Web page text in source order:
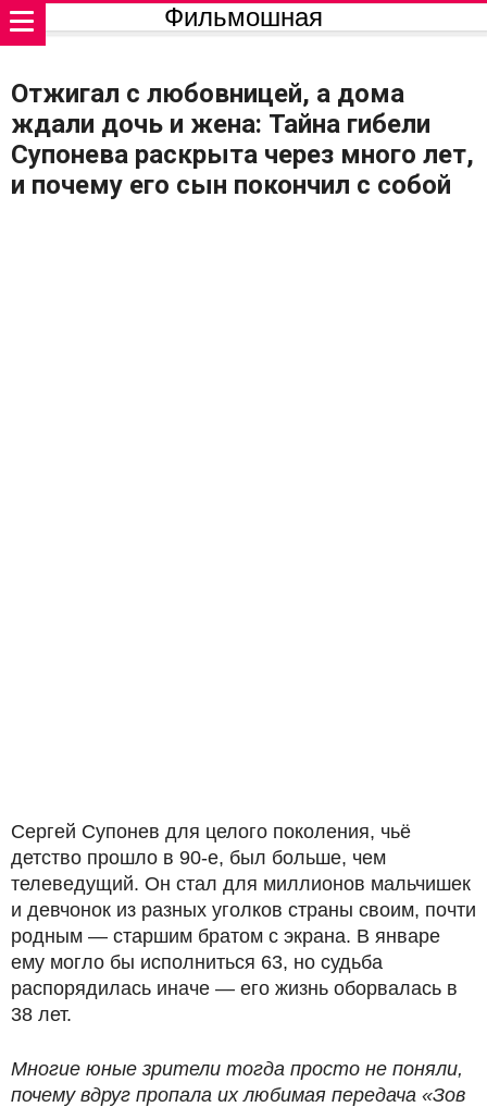
Фильмошная
Отжигал с любовницей, а дома
ждали дочь и жена: Тайна гибели
Супонева раскрыта через много лет,
и почему его сын покончил с собой
Сергей Супонев для целого поколения, чьё
детство прошло в 90-е, был больше, чем
телеведущий. Он стал для миллионов мальчишек
и девчонок из разных уголков страны своим, почти
родным — старшим братом с экрана. В январе
ему могло бы исполниться 63, но судьба
распорядилась иначе — его жизнь оборвалась в
38 лет.
Многие юные зрители тогда просто не поняли,
почему вдруг пропала их любимая передача «Зов